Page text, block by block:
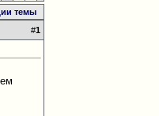
темы
#1